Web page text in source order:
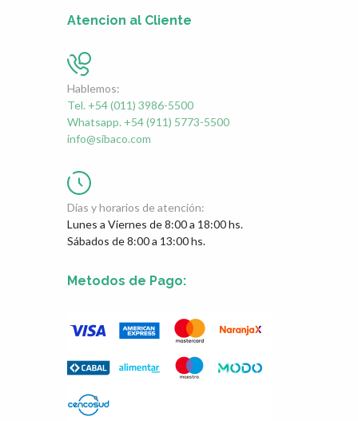
Atencion al Cliente
Hablemos:
Tel. +54 (011) 3986-5500
Whatsapp. +54 (911) 5773-5500
info@sibaco.com
Días y horarios de atención:
Lunes a Viernes de 8:00 a 18:00 hs.
Sábados de 8:00 a 13:00 hs.
Metodos de Pago: